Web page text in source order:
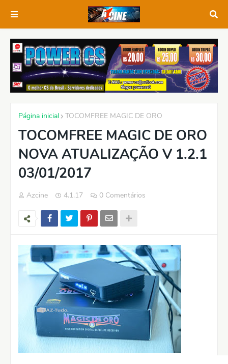
Página inicial TOCOMFREE MAGIC DE ORO
TOCOMFREE MAGIC DE ORO
NOVA ATUALIZAÇÃO V 1.2.1
03/01/2017
Azcine 4.1.17 0 Comentários